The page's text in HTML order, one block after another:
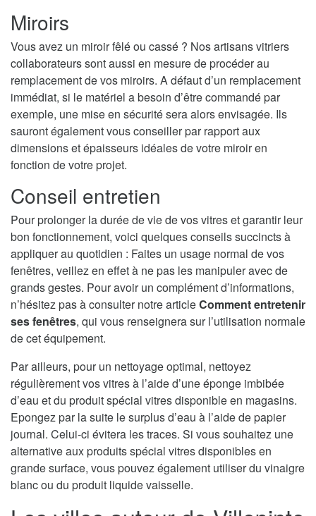
Miroirs
Vous avez un miroir fêlé ou cassé ? Nos artisans vitriers
collaborateurs sont aussi en mesure de procéder au
remplacement de vos miroirs. A défaut d’un remplacement
immédiat, si le matériel a besoin d’être commandé par
exemple, une mise en sécurité sera alors envisagée. Ils
sauront également vous conseiller par rapport aux
dimensions et épaisseurs idéales de votre miroir en
fonction de votre projet.
Conseil entretien
Pour prolonger la durée de vie de vos vitres et garantir leur
bon fonctionnement, voici quelques conseils succincts à
appliquer au quotidien : Faites un usage normal de vos
fenêtres, veillez en effet à ne pas les manipuler avec de
grands gestes. Pour avoir un complément d’informations,
n’hésitez pas à consulter notre articleComment entretenir
ses fenêtres, qui vous renseignera sur l’utilisation normale
de cet équipement.
Par ailleurs, pour un nettoyage optimal, nettoyez
régulièrement vos vitres à l’aide d’une éponge imbibée
d’eau et du produit spécial vitres disponible en magasins.
Epongez par la suite le surplus d’eau à l’aide de papier
journal. Celui-ci évitera les traces. Si vous souhaitez une
alternative aux produits spécial vitres disponibles en
grande surface, vous pouvez également utiliser du vinaigre
blanc ou du produit liquide vaisselle.